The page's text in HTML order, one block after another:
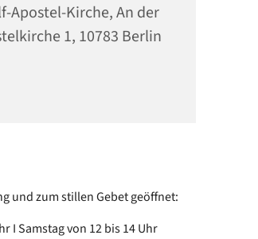
Apostel-Kirche, An der
1, 10783 Berlin
und zum stillen Gebet geöffnet:
I Samstag von 12 bis 14 Uhr